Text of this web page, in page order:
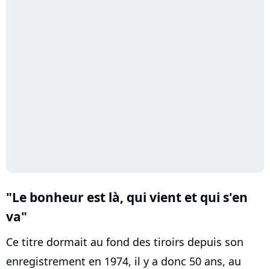
"Le bonheur est là, qui vient et qui s'en
va"
Ce titre dormait au fond des tiroirs depuis son
enregistrement en 1974, il y a donc 50 ans, au